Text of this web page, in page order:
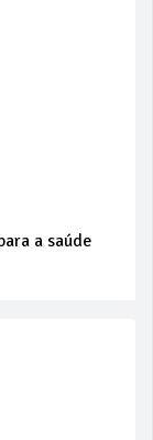
a saúde